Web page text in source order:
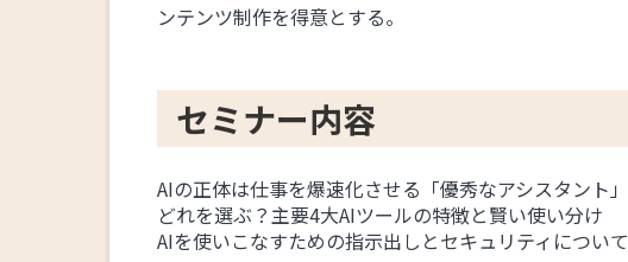
ンテンツ制作を得意とする。
セミナー内容
AIの正体は仕事を爆速化させる「優秀なアシスタント」
どれを選ぶ？主要4大AIツールの特徴と賢い使い分け
AIを使いこなすための指示出しとセキュリティについて